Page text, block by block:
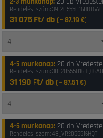
Rendelési szám:
31 075 Ft/ db (~ 87.19 €)
4-5 munkanap: 20 db
Rendelési szám:
31 190 Ft/ db (~ 87.51 €)
4-6 munkanap: 20 db
Rendelési szám: 48_VR2055516HQT